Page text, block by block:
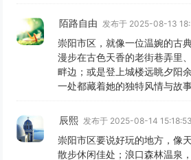
陌路自由 发布于 2025-08-13
崇阳市区，就像一位温婉的古
漫步在古色天香的老街巷弄里
畔边；或是登上城楼远眺夕
一处都藏着她的独特风情与故事
辰熙 发布于 2025-08-14 15:18:53
崇阳市区要说好玩的地方，像
散步休闲佳处；浪口森林温泉